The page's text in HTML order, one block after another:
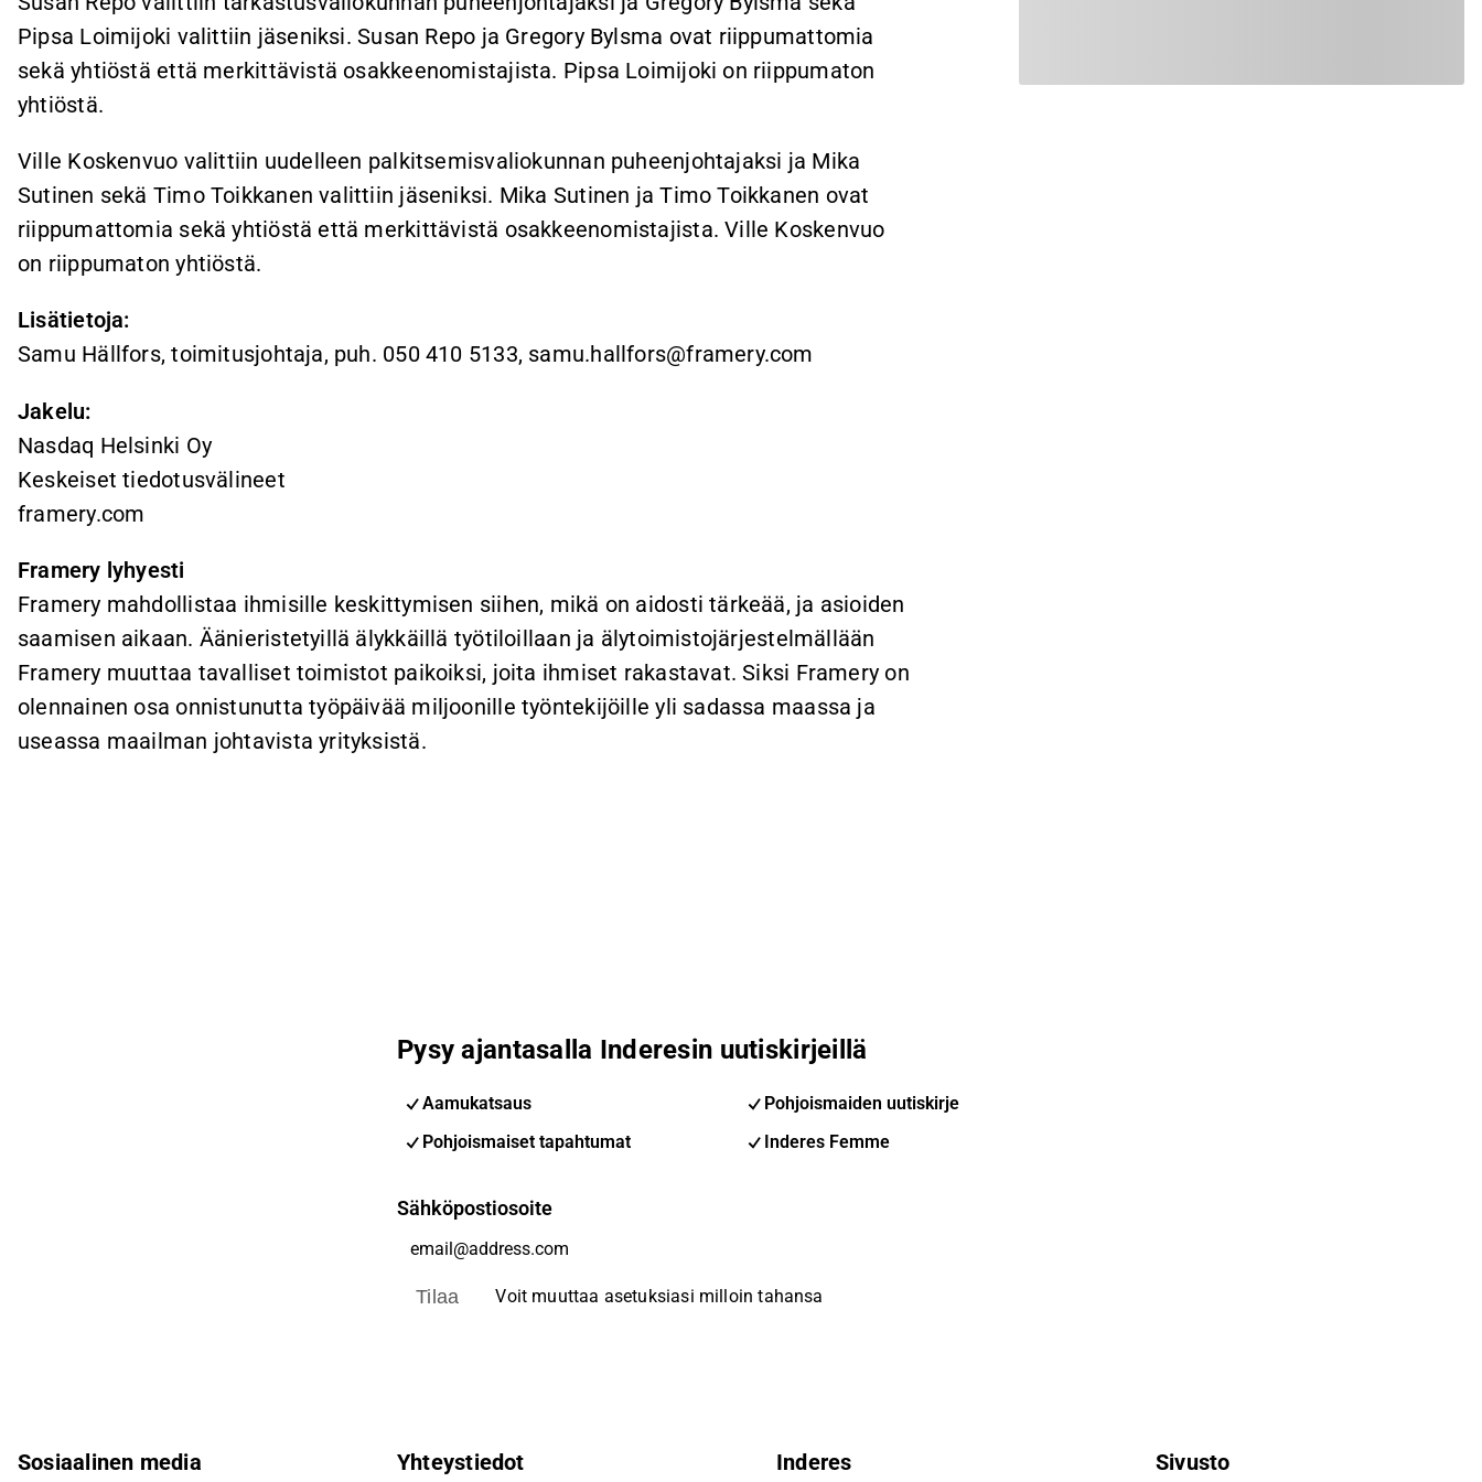
Pipsa Loimijoki valittiin jäseniksi. Susan Repo ja Gregory Bylsma ovat riippumattomia
sekä yhtiöstä että merkittävistä osakkeenomistajista. Pipsa Loimijoki on riippumaton
yhtiöstä.
Ville Koskenvuo valittiin uudelleen palkitsemisvaliokunnan puheenjohtajaksi ja Mika
Sutinen sekä Timo Toikkanen valittiin jäseniksi. Mika Sutinen ja Timo Toikkanen ovat
riippumattomia sekä yhtiöstä että merkittävistä osakkeenomistajista. Ville Koskenvuo
on riippumaton yhtiöstä.
Lisätietoja:
Samu Hällfors, toimitusjohtaja, puh. 050 410 5133, samu.hallfors@framery.com
Jakelu:
Nasdaq Helsinki Oy
Keskeiset tiedotusvälineet
framery.com
Framery lyhyesti
Framery mahdollistaa ihmisille keskittymisen siihen, mikä on aidosti tärkeää, ja asioiden
saamisen aikaan. Äänieristetyillä älykkäillä työtiloillaan ja älytoimistojärjestelmällään
Framery muuttaa tavalliset toimistot paikoiksi, joita ihmiset rakastavat. Siksi Framery on
olennainen osa onnistunutta työpäivää miljoonille työntekijöille yli sadassa maassa ja
useassa maailman johtavista yrityksistä.
Pysy ajantasalla Inderesin uutiskirjeillä
Aamukatsaus
Pohjoismaiden uutiskirje
Pohjoismaiset tapahtumat
Inderes Femme
Sähköpostiosoite
Tilaa Voit muuttaa asetuksiasi milloin tahansa
Sosiaalinen media Yhteystiedot Inderes Sivusto